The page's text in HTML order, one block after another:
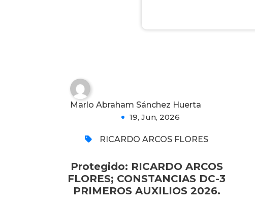
PRIMEROS AUXILIOS
Marlo Abraham Sánchez Huerta
19, Jun, 2026
RICARDO ARCOS FLORES
Protegido: RICARDO ARCOS
FLORES; CONSTANCIAS DC-3
PRIMEROS AUXILIOS 2026.